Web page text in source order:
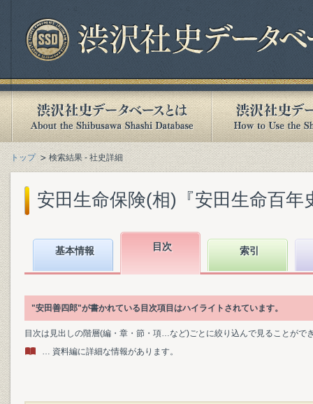
トップ 検索結果 - 社史詳細
安田生命保険(相)『安田生命百年
基本情報 目次 索引
"安田善四郎"が書かれている目次項目はハイライトされています。
目次は見出しの階層(編・章・節・項…など)ごとに絞り込んで見ることがで
… 資料編に詳細な情報があります。